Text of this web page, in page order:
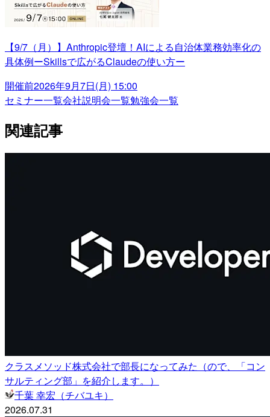
【9/7（月）】Anthropic登壇！AIによる自治体業務効率化の
具体例ーSkillsで広がるClaudeの使い方ー
開催前2026年9月7日(月) 15:00
セミナー一覧会社説明会一覧勉強会一覧
関連記事
クラスメソッド株式会社で部長になってみた（ので、「コン
サルティング部」を紹介します。）
千葉 幸宏（チバユキ）
2026.07.31